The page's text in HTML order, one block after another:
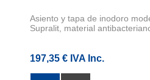
Asiento y tapa de inodoro
Supralit, material
197,35 € IVA Inc.